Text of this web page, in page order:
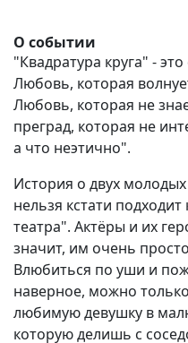
О событии
"Квадратура круга" -
Любовь, которая
Любовь, которая не
преград, которая не
а что неэтично".
История о двух
нельзя кстати
театра". Актёры и их
значит, им очень
Влюбиться по уши и
наверное, можно
любимую девушку в
которую делишь с